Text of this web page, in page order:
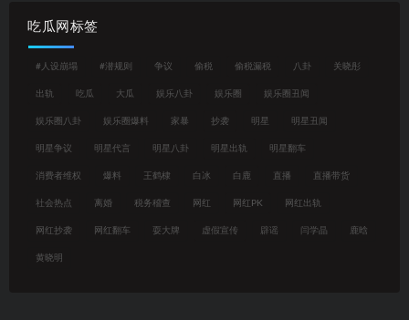
吃瓜网标签
#人设崩塌 #潜规则 争议 偷税 偷税漏税 八卦 关晓彤
出轨 吃瓜 大瓜 娱乐八卦 娱乐圈 娱乐圈丑闻
娱乐圈八卦 娱乐圈爆料 家暴 抄袭 明星 明星丑闻
明星争议 明星代言 明星八卦 明星出轨 明星翻车
消费者维权 爆料 王鹤棣 白冰 白鹿 直播 直播带货
社会热点 离婚 税务稽查 网红 网红PK 网红出轨
网红抄袭 网红翻车 耍大牌 虚假宣传 辟谣 闫学晶 鹿晗
黄晓明